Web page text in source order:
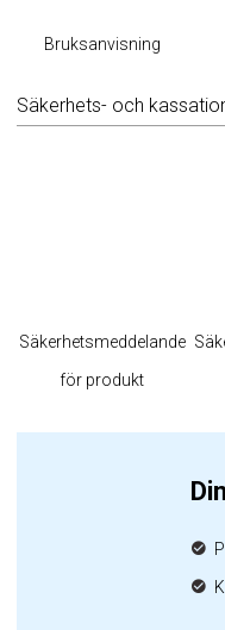
Bruksanvisning
Säkerhets- och
Säkerhetsmeddelande
för produkt